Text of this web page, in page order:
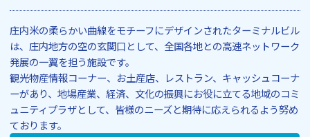
庄内米の柔らかい曲線をモチーフにデザインされたターミナルビル
は、庄内地方の空の玄関口として、全国各地との高速ネットワーク
発展の一翼を担う施設です。
観光物産情報コーナー、お土産店、レストラン、キャッシュコーナ
ーがあり、地場産業、経済、文化の振興にお役に立てる地域のコミ
ュニティプラザとして、皆様のニーズと期待に応えられるよう努め
ております。